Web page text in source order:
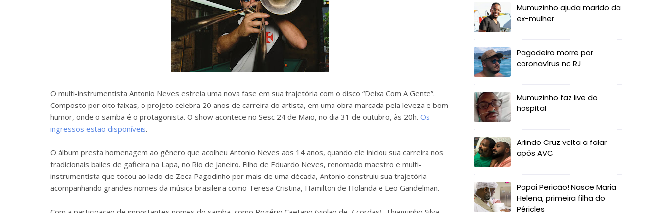
O multi-instrumentista Antonio Neves estreia uma nova fase em sua trajetória com o disco “Deixa Com A Gente”.
Composto por oito faixas, o projeto celebra 20 anos de carreira do artista, em uma obra marcada pela leveza e bom
humor, onde o samba é o protagonista. O show acontece no Sesc 24 de Maio, no dia 31 de outubro, às 20h. Os
ingressos estão disponíveis.
O álbum presta homenagem ao gênero que acolheu Antonio Neves aos 14 anos, quando ele iniciou sua carreira nos
tradicionais bailes de gafieira na Lapa, no Rio de Janeiro. Filho de Eduardo Neves, renomado maestro e multi-
instrumentista que tocou ao lado de Zeca Pagodinho por mais de uma década, Antonio construiu sua trajetória
acompanhando grandes nomes da música brasileira como Teresa Cristina, Hamilton de Holanda e Leo Gandelman.
Mumuzinho ajuda marido da
ex-mulher
Pagodeiro morre por
coronavírus no RJ
Mumuzinho faz live do
hospital
Arlindo Cruz volta a falar
após AVC
Papai Pericão! Nasce Maria
Helena, primeira filha do
Péricles